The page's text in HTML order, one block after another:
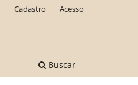
Buscar
Cadastro Acesso